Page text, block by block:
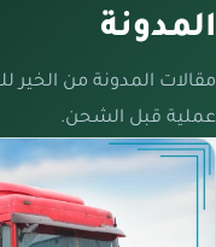
المدونة
مقالات المدونة من
عملية قبل الشحن.